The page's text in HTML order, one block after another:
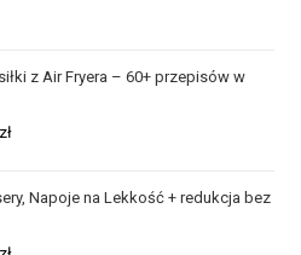
z Air Fryera – 60+ przepisów w
zł
Napoje na Lekkość + redukcja bez